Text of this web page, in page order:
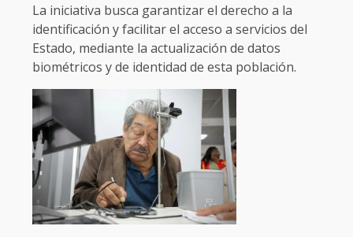
La iniciativa busca garantizar el derecho a la
identificación y facilitar el acceso a servicios del
Estado, mediante la actualización de datos
biométricos y de identidad de esta población.